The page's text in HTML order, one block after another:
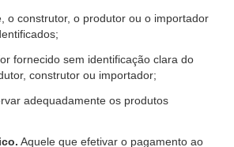
o construtor, o produtor ou o importador
fornecido sem identificação clara do
construtor ou importador;
adequadamente os produtos
Aquele que efetivar o pagamento ao